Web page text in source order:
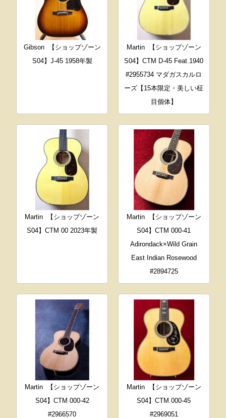
Gibson
【ショップゾーン
S04】J-45 1958年製
Martin
【ショップゾーン
S04】CTM D-45 Feat.1940
#2955734 マダガスカルロ
ーズ【15本限定・美しい柾
目個体】
Martin
【ショップゾーン
S04】CTM 00 2023年製
Martin
【ショップゾーン
S04】CTM 000-41
Adirondack×Wild Grain
East Indian Rosewood
#2894725
Martin
【ショップゾーン
S04】CTM 000-42
#2966570
Martin
【ショップゾーン
S04】CTM 000-45
#2969051